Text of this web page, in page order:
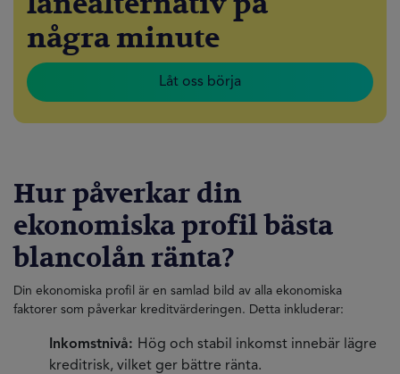
några minute
Låt oss börja
Hur påverkar din
ekonomiska profil bästa
blancolån ränta?
Din ekonomiska profil är en samlad bild av alla ekonomiska
faktorer som påverkar kreditvärderingen. Detta inkluderar:
Inkomstnivå: Hög och stabil inkomst innebär lägre
kreditrisk, vilket ger bättre ränta.